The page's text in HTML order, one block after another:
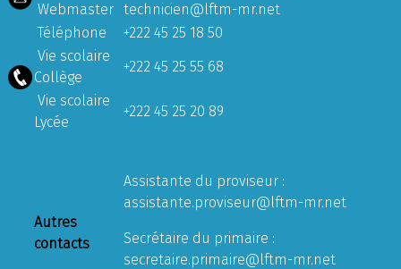
Webmaster technicien@lftm-mr.net
Téléphone
+222 45 25 18 50
Vie scolaire
Collège
+222 45 25 55 68
Vie scolaire
Lycée
+222 45 25 20 89
Autres
contacts
Assistante du proviseur :
assistante.proviseur@lftm-mr.net
Secrétaire du primaire :
secretaire.primaire@lftm-mr.net